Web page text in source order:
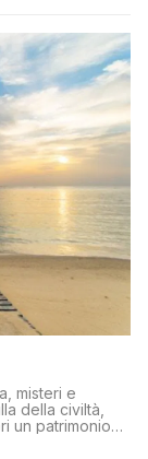
misteri e
della civiltà,
un patrimonio
è stato il